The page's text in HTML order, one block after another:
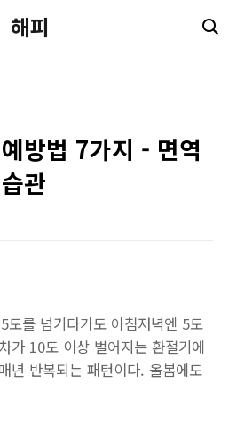
해피
방법 7가지 - 면역
관
도를 넘기다가도 아침저녁엔 5도
가 10도 이상 벌어지는 환절기에
년 반복되는 패턴이다. 올봄에도